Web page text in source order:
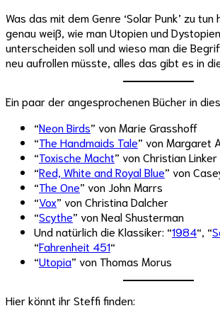
Was das mit dem Genre ‘Solar Punk’ zu
genau weiß, wie man Utopien und
unterscheiden soll und wieso man die
neu aufrollen müsste, alles das gibt es in
Ein paar der angesprochenen Bücher in
“Neon Birds” von Marie Grasshoff
“The Handmaids Tale” von Margaret
“Toxische Macht” von Christian Linker
“Red, White and Royal Blue” von
“The One” von John Marrs
“Vox” von Christina Dalcher
“Scythe” von Neal Shusterman
Und natürlich die Klassiker: “1984“, “
“Fahrenheit 451“
“Utopia” von Thomas Morus
Hier könnt ihr Steffi finden: